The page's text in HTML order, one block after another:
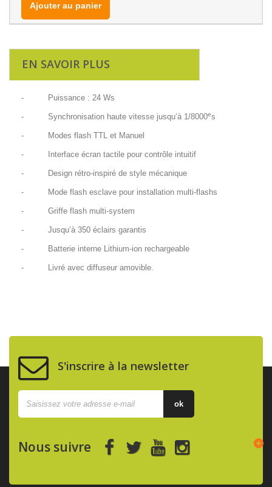
Ajouter au panier
EN SAVOIR PLUS
- Puissance : 24 Ws
- Synchronisation haute vitesse jusqu’à 1/8000es
- Modes flash TTL et Manuel
- Interface écran tactile pour contrôle intuitif
- Design rétro-inspiré de style mécanique
- Mode flash esclave pour installation multi-flashs
- Griffe flash multi-system
- Jusqu’à 350 éclairs garantis
- Batterie interne Lithium-ion rechargeable
- Livré avec diffuseur amovible.
S'inscrire à la newsletter
ok
Nous suivre